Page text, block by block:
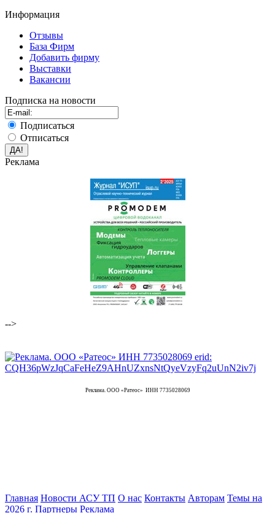
Информация
Отзывы
База Фирм
Добавить фирму
Выставки
Вакансии
Подписка на новости
Подписаться
Отписаться
Реклама
-->
Реклама. ООО «Ратеос» ИНН 7735028069
Главная Новости АСУ ТП О нас Контакты Авторам Темы на
2026 г. Партнеры Реклама